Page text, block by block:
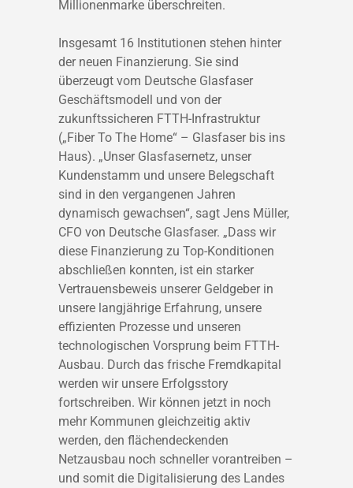
Millionenmarke überschreiten.
Insgesamt 16 Institutionen stehen hinter
der neuen Finanzierung. Sie sind
überzeugt vom Deutsche Glasfaser
Geschäftsmodell und von der
zukunftssicheren FTTH-Infrastruktur
(„Fiber To The Home“ – Glasfaser bis ins
Haus). „Unser Glasfasernetz, unser
Kundenstamm und unsere Belegschaft
sind in den vergangenen Jahren
dynamisch gewachsen“, sagt Jens Müller,
CFO von Deutsche Glasfaser. „Dass wir
diese Finanzierung zu Top-Konditionen
abschließen konnten, ist ein starker
Vertrauensbeweis unserer Geldgeber in
unsere langjährige Erfahrung, unsere
effizienten Prozesse und unseren
technologischen Vorsprung beim FTTH-
Ausbau. Durch das frische Fremdkapital
werden wir unsere Erfolgsstory
fortschreiben. Wir können jetzt in noch
mehr Kommunen gleichzeitig aktiv
werden, den flächendeckenden
Netzausbau noch schneller vorantreiben –
und somit die Digitalisierung des Landes